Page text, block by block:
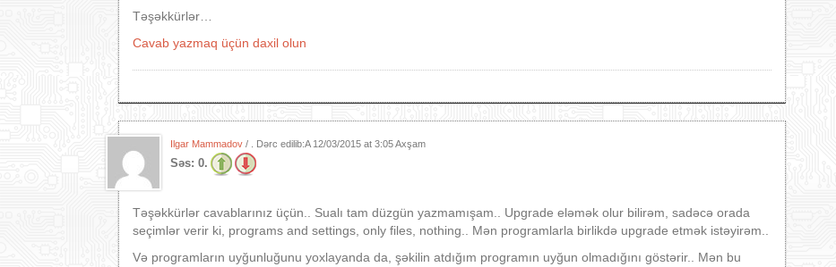
Təşəkkürlər…
Cavab yazmaq üçün daxil olun
Ilgar Mammadov / . Dərc edilib:A 12/03/2015 at 3:05 Axşam
Səs: 0.
Təşəkkürlər cavablarınız üçün.. Sualı tam düzgün yazmamışam.. Upgrade eləmək olur bilirəm, sadəcə orada
seçimlər verir ki, programs and settings, only files, nothing.. Mən programlarla birlikdə upgrade etmək istəyirəm..
Və programların uyğunluğunu yoxlayanda da, şəkilin atdığım programın uyğun olmadığını göstərir.. Mən bu